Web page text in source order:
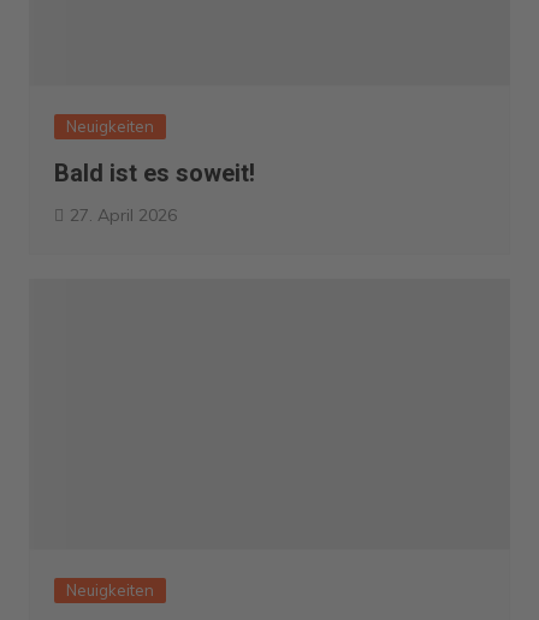
Neuigkeiten
Bald ist es soweit!
27. April 2026
Neuigkeiten